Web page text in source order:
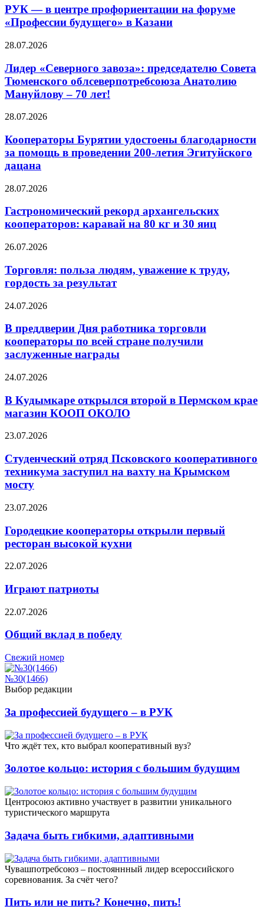
РУК — в центре профориентации на форуме
«Профессии будущего» в Казани
28.07.2026
Лидер «Северного завоза»: председателю Совета
Тюменского облсеверпотребсоюза Анатолию
Мануйлову – 70 лет!
28.07.2026
Кооператоры Бурятии удостоены благодарности
за помощь в проведении 200-летия Эгитуйского
дацана
28.07.2026
Гастрономический рекорд архангельских
кооператоров: каравай на 80 кг и 30 яиц
26.07.2026
Торговля: польза людям, уважение к труду,
гордость за результат
24.07.2026
В преддверии Дня работника торговли
кооператоры по всей стране получили
заслуженные награды
24.07.2026
В Кудымкаре открылся второй в Пермском крае
магазин КООП ОКОЛО
23.07.2026
Студенческий отряд Псковского кооперативного
техникума заступил на вахту на Крымском
мосту
23.07.2026
Городецкие кооператоры открыли первый
ресторан высокой кухни
22.07.2026
Играют патриоты
22.07.2026
Общий вклад в победу
Свежий номер
№30(1466)
Выбор редакции
За профессией будущего – в РУК
Что ждёт тех, кто выбрал кооперативный вуз?
Золотое кольцо: история с большим будущим
Центросоюз активно участвует в развитии уникального
туристического маршрута
Задача быть гибкими, адаптивными
Чувашпотребсоюз – постояннный лидер всероссийского
соревнования. За счёт чего?
Пить или не пить? Конечно, пить!